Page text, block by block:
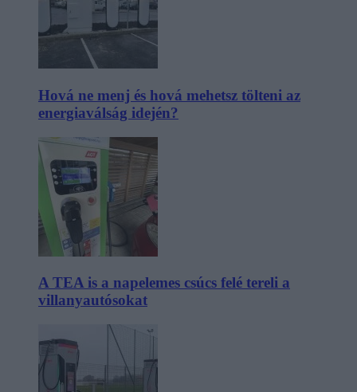
Hová ne menj és hová mehetsz tölteni az
energiaválság idején?
A TEA is a napelemes csúcs felé tereli a
villanyautósokat